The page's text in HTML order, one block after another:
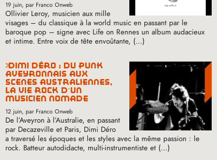
19 juin, par Franco Onweb
Ollivier Leroy, musicien aux mille
visages – du classique à la world music en passant par le
baroque pop – signe avec Life on Rennes un album audacieux
et intime. Entre voix de tête envoûtante, (…)
dimi déro : du punk
aveyronnais aux
scènes australiennes,
la vie rock d’un
musicien nomade
12 juin, par Franco Onweb
De l’Aveyron à l’Australie, en passant
par Decazeville et Paris, Dimi Déro
a traversé les époques et les styles avec la même passion : le
rock. Batteur autodidacte, multi-instrumentiste et (…)